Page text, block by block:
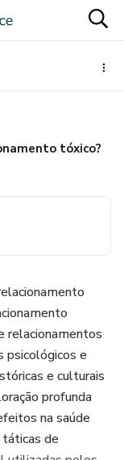
tóxico?
relacionamentos
psicológicos e
e culturais
profunda
na saúde
táticas de